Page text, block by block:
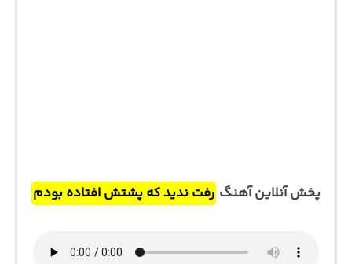
پخش آنلاین آهنگ رفت ندید که پشتش افتاده بودم